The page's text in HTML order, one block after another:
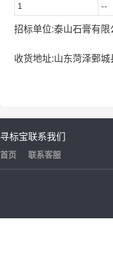
1 --
招标单位:泰山石膏有限
收货地址:山东菏泽鄄
寻标宝
首页
联系我们
联系客服